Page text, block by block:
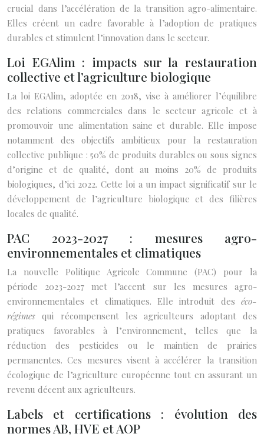
crucial dans l’accélération de la transition agro-alimentaire.
Elles créent un cadre favorable à l’adoption de pratiques
durables et stimulent l’innovation dans le secteur.
Loi EGAlim : impacts sur la restauration
collective et l’agriculture biologique
La loi EGAlim, adoptée en 2018, vise à améliorer l’équilibre
des relations commerciales dans le secteur agricole et à
promouvoir une alimentation saine et durable. Elle impose
notamment des objectifs ambitieux pour la restauration
collective publique : 50% de produits durables ou sous signes
d’origine et de qualité, dont au moins 20% de produits
biologiques, d’ici 2022. Cette loi a un impact significatif sur le
développement de l’agriculture biologique et des filières
locales de qualité.
PAC 2023-2027 : mesures agro-
environnementales et climatiques
La nouvelle Politique Agricole Commune (PAC) pour la
période 2023-2027 met l’accent sur les mesures agro-
environnementales et climatiques. Elle introduit des éco-
régimesqui récompensent les agriculteurs adoptant des
pratiques favorables à l’environnement, telles que la
réduction des pesticides ou le maintien de prairies
permanentes. Ces mesures visent à accélérer la transition
écologique de l’agriculture européenne tout en assurant un
revenu décent aux agriculteurs.
Labels et certifications : évolution des
normes AB, HVE et AOP